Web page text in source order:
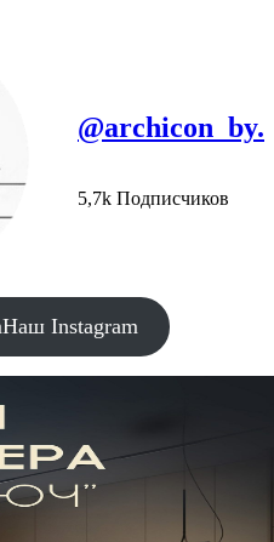
@archicon_by.
5,7k Подписчиков
Наш Instagram